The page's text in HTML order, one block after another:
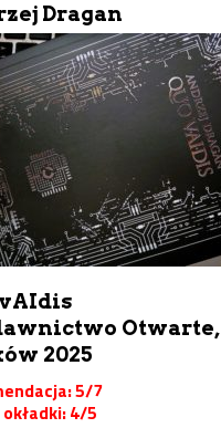
Dragan
Otwarte,
2025
5/7
4/5